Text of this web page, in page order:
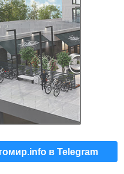
в Telegram